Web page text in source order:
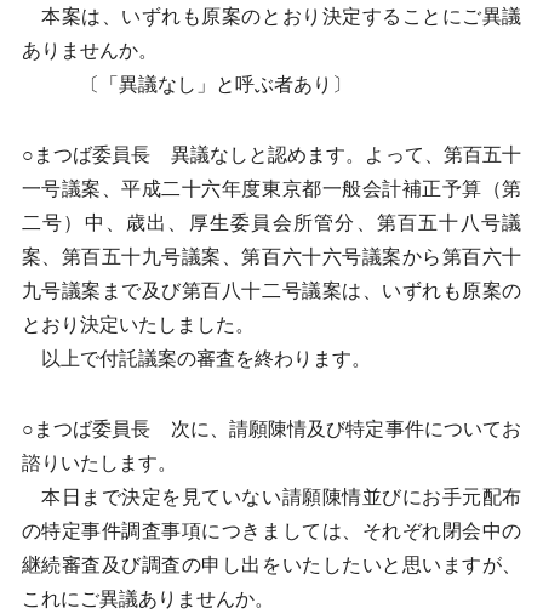
本案は、いずれも原案のとおり決定することにご異議
ありませんか。
〔「異議なし」と呼ぶ者あり〕
○まつば委員長 異議なしと認めます。よって、第百五十
一号議案、平成二十六年度東京都一般会計補正予算（第
二号）中、歳出、厚生委員会所管分、第百五十八号議
案、第百五十九号議案、第百六十六号議案から第百六十
九号議案まで及び第百八十二号議案は、いずれも原案の
とおり決定いたしました。
以上で付託議案の審査を終わります。
○まつば委員長 次に、請願陳情及び特定事件についてお
諮りいたします。
本日まで決定を見ていない請願陳情並びにお手元配布
の特定事件調査事項につきましては、それぞれ閉会中の
継続審査及び調査の申し出をいたしたいと思いますが、
これにご異議ありませんか。